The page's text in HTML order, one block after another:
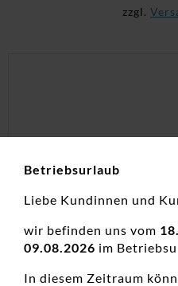
zzgl.
Betriebsurlaub
Liebe Kundinnen und
wir befinden uns vom
09.08.2026 im
In diesem Zeitraum